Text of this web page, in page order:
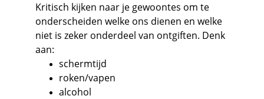
Kritisch kijken naar je gewoontes om te
onderscheiden welke ons dienen en welke
niet is zeker onderdeel van ontgiften. Denk
aan:
schermtijd
roken/vapen
alcohol